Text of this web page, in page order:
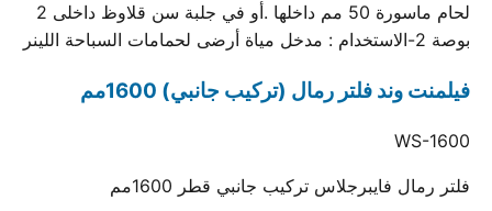
لحام ماسورة 50 مم داخلها .أو في جلبة سن قلاوظ داخلى 2
بوصة 2-الاستخدام : مدخل مياة أرضى لحمامات السباحة اللينر
فيلمنت وند فلتر رمال (تركيب جانبي) 1600مم
WS-1600
فلتر رمال فايبرجلاس تركيب جانبي قطر 1600مم